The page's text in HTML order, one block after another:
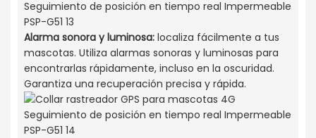
Alarma sonora y luminosa:localiza fácilmente a tus
mascotas. Utiliza alarmas sonoras y luminosas para
encontrarlas rápidamente, incluso en la oscuridad.
Garantiza una recuperación precisa y rápida.